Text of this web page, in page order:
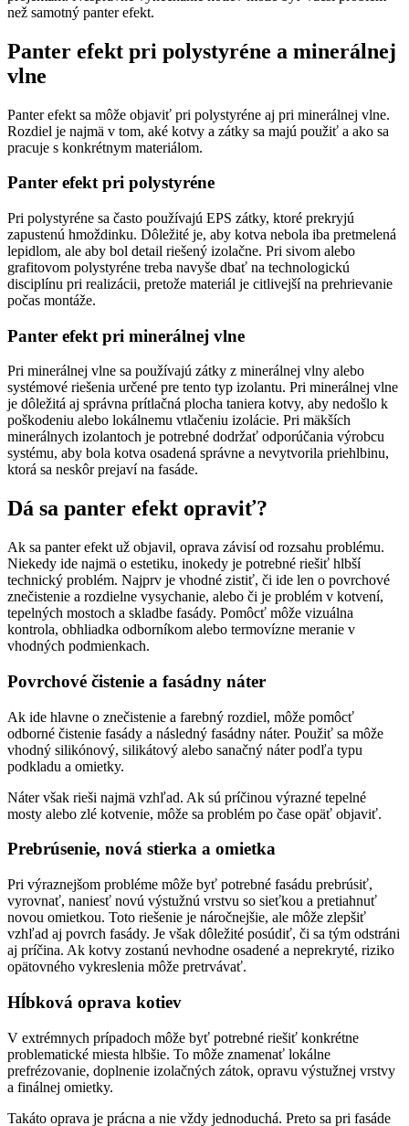
než samotný panter efekt.
Panter efekt pri polystyréne a minerálnej
vlne
Panter efekt sa môže objaviť pri polystyréne aj pri minerálnej vlne.
Rozdiel je najmä v tom, aké kotvy a zátky sa majú použiť a ako sa
pracuje s konkrétnym materiálom.
Panter efekt pri polystyréne
Pri polystyréne sa často používajú EPS zátky, ktoré prekryjú
zapustenú hmoždinku. Dôležité je, aby kotva nebola iba pretmelená
lepidlom, ale aby bol detail riešený izolačne. Pri sivom alebo
grafitovom polystyréne treba navyše dbať na technologickú
disciplínu pri realizácii, pretože materiál je citlivejší na prehrievanie
počas montáže.
Panter efekt pri minerálnej vlne
Pri minerálnej vlne sa používajú zátky z minerálnej vlny alebo
systémové riešenia určené pre tento typ izolantu. Pri minerálnej vlne
je dôležitá aj správna prítlačná plocha taniera kotvy, aby nedošlo k
poškodeniu alebo lokálnemu vtlačeniu izolácie. Pri mäkších
minerálnych izolantoch je potrebné dodržať odporúčania výrobcu
systému, aby bola kotva osadená správne a nevytvorila priehlbinu,
ktorá sa neskôr prejaví na fasáde.
Dá sa panter efekt opraviť?
Ak sa panter efekt už objavil, oprava závisí od rozsahu problému.
Niekedy ide najmä o estetiku, inokedy je potrebné riešiť hlbší
technický problém. Najprv je vhodné zistiť, či ide len o povrchové
znečistenie a rozdielne vysychanie, alebo či je problém v kotvení,
tepelných mostoch a skladbe fasády. Pomôcť môže vizuálna
kontrola, obhliadka odborníkom alebo termovízne meranie v
vhodných podmienkach.
Povrchové čistenie a fasádny náter
Ak ide hlavne o znečistenie a farebný rozdiel, môže pomôcť
odborné čistenie fasády a následný fasádny náter. Použiť sa môže
vhodný silikónový, silikátový alebo sanačný náter podľa typu
podkladu a omietky.
Náter však rieši najmä vzhľad. Ak sú príčinou výrazné tepelné
mosty alebo zlé kotvenie, môže sa problém po čase opäť objaviť.
Prebrúsenie, nová stierka a omietka
Pri výraznejšom probléme môže byť potrebné fasádu prebrúsiť,
vyrovnať, naniesť novú výstužnú vrstvu so sieťkou a pretiahnuť
novou omietkou. Toto riešenie je náročnejšie, ale môže zlepšiť
vzhľad aj povrch fasády. Je však dôležité posúdiť, či sa tým odstráni
aj príčina. Ak kotvy zostanú nevhodne osadené a neprekryté, riziko
opätovného vykreslenia môže pretrvávať.
Hĺbková oprava kotiev
V extrémnych prípadoch môže byť potrebné riešiť konkrétne
problematické miesta hlbšie. To môže znamenať lokálne
prefrézovanie, doplnenie izolačných zátok, opravu výstužnej vrstvy
a finálnej omietky.
Takáto oprava je prácna a nie vždy jednoduchá. Preto sa pri fasáde